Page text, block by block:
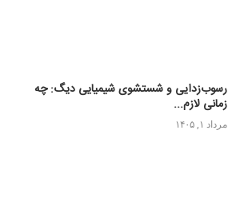
رسوب‌زدایی و شستشوی شیمیایی دیگ: چه
زمانی لازم...
مرداد ۱, ۱۴۰۵